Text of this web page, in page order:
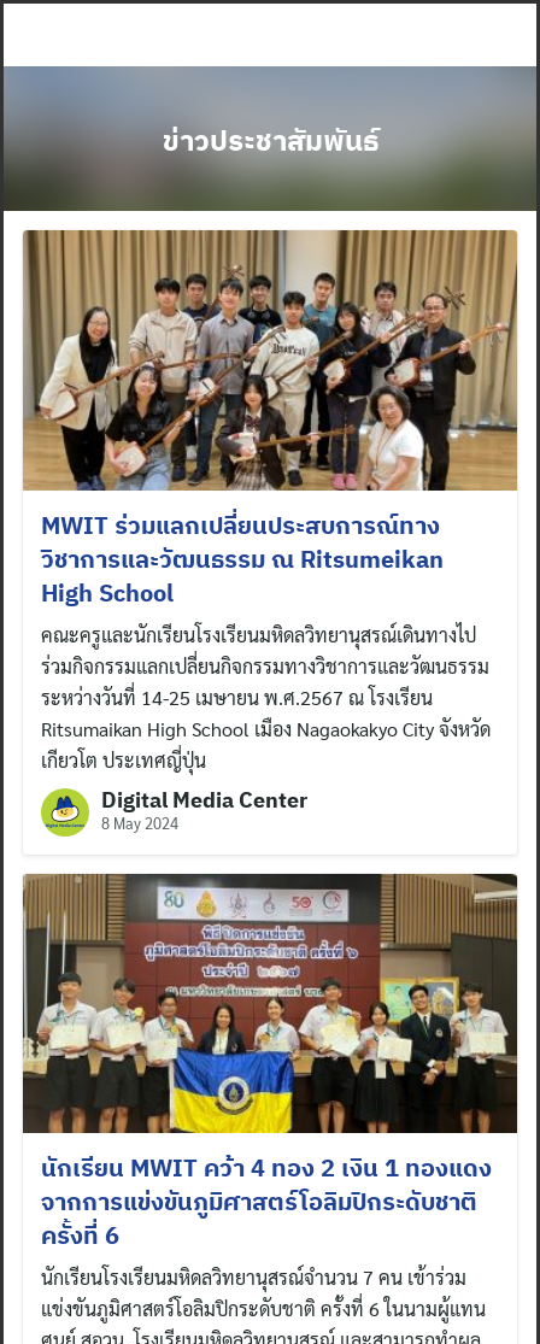
ข่าวประชาสัมพันธ์
MWIT ร่วมแลกเปลี่ยนประสบการณ์ทาง
วิชาการและวัฒนธรรม ณ Ritsumeikan
High School
คณะครูและนักเรียนโรงเรียนมหิดลวิทยานุสรณ์เดินทางไป
ร่วมกิจกรรมแลกเปลี่ยนกิจกรรมทางวิชาการและวัฒนธรรม
ระหว่างวันที่ 14-25 เมษายน พ.ศ.2567 ณ โรงเรียน
Ritsumaikan High School เมือง Nagaokakyo City จังหวัด
เกียวโต ประเทศญี่ปุ่น
Digital Media Center
8 May 2024
นักเรียน MWIT คว้า 4 ทอง 2 เงิน 1 ทองแดง
จากการแข่งขันภูมิศาสตร์โอลิมปิกระดับชาติ
ครั้งที่ 6
นักเรียนโรงเรียนมหิดลวิทยานุสรณ์จำนวน 7 คน เข้าร่วม
แข่งขันภูมิศาสตร์โอลิมปิกระดับชาติ ครั้งที่ 6 ในนามผู้แทน